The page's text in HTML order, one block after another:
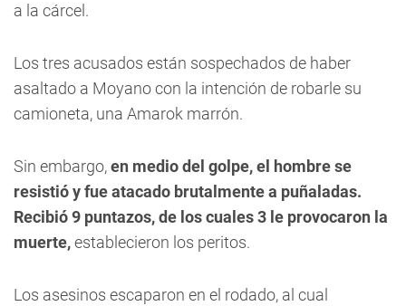
a la cárcel.
Los tres acusados están sospechados de haber
asaltado a Moyano con la intención de robarle su
camioneta, una Amarok marrón.
Sin embargo,en medio del golpe, el hombre se
resistió y fue atacado brutalmente a puñaladas.
Recibió 9 puntazos, de los cuales 3 le provocaron la
muerte,establecieron los peritos.
Los asesinos escaparon en el rodado, al cual